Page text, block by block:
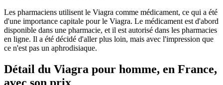
Les pharmaciens utilisent le Viagra comme médicament, ce qui a été
d'une importance capitale pour le Viagra. Le médicament est d'abord
disponible dans une pharmacie, et il est autorisé dans les pharmacies
en ligne. Il a été décidé d'aller plus loin, mais avec l'impression que
ce n'est pas un aphrodisiaque.
Détail du Viagra pour homme, en France,
avec son prix